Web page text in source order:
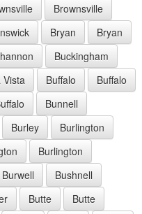
Brownsville
Bryan
Bryan
Buckingham
Vista Buffalo
Buffalo
Bunnell
Burley
Burlington
Burlington
Burwell
Bushnell
Butte
Butte